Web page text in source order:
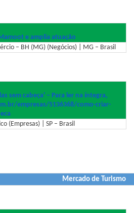
e amplia atuação
– BH (MG) (Negócios) | MG – Brasil
sem cabeça' – Para ler na íntegra,
empresas/5136368/como-criar-
(Empresas) | SP – Brasil
Mercado de Turismo